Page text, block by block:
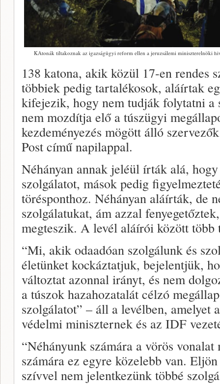
KAtonák tiltakoznak az igazságügyi reform ellen a jeruzsálemi miniszterelnöki
138 katona, akik közül 17-en rendes
többiek pedig tartalékosok, aláírtak
kifejezik, hogy nem tudják folytatni a
nem mozdítja elő a túszügyi
kezdeményezés mögött álló
Post című napilappal.
Néhányan annak jeléül írták alá,
szolgálatot, mások pedig
törésponthoz. Néhányan aláírták, de
szolgálatukat, ám azzal
megteszik. A levél aláírói között több
“Mi, akik odaadóan szolgálunk és
életünket kockáztatjuk, bejelentjük,
változtat azonnal irányt, és nem
a túszok hazahozatalát célzó
szolgálatot” – áll a levélben, amelyet
védelmi miniszternek és az IDF
“Néhányunk számára a vörös
számára ez egyre közelebb van.
szívvel nem jelentkezünk többé